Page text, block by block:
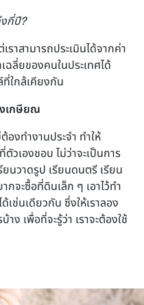
งกี่ปี?
ราสามารถประเมินได้จากค่า
ฉลี่ยของคนในประเทศได้
ที่ใกล้เคียงกัน
งเกษียณ
งทำงานประจำ ทำให้
วเองชอบ ไม่ว่าจะเป็นการ
ยนวาดรูป เรียนดนตรี เรียน
กจะซื้อที่ดินเล็ก ๆ เอาไว้ทำ
เช่นเดียวกัน ซึ่งให้เราลอง
าง เพื่อที่จะรู้ว่า เราจะต้องใช้